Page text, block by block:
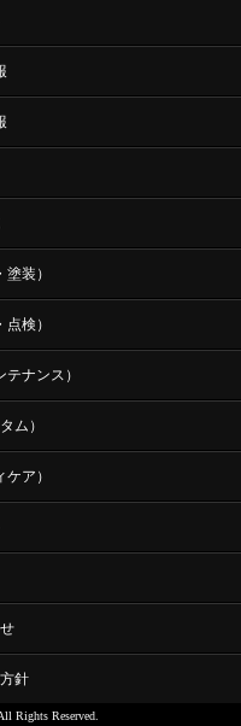
装）
検）
ナンス）
ム）
ア）
針
Rights Reserved.